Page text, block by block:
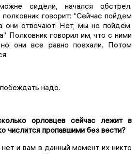
сидели, начался обстрел,
говорит: “Сейчас пойдем
они отвечают: Нет, мы не пойдем,
Полковник говорил им, что с ними
они все равно поехали. Потом
надо.
орловцев сейчас лежит в
числится пропавшими без вести?
и вам в данный момент их никто